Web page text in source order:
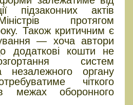
підзаконних актів
протягом
Також критичним є
— хоча автори
додаткові кошти не
систем
незалежного органу
чіткого
межах оборонного